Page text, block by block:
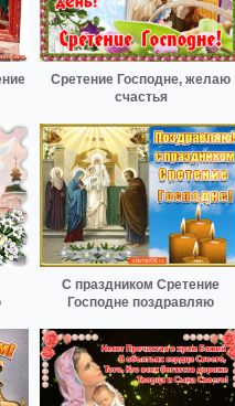
Сретение Господне, желаю
счастья
С праздником Сретение
Господне поздравляю